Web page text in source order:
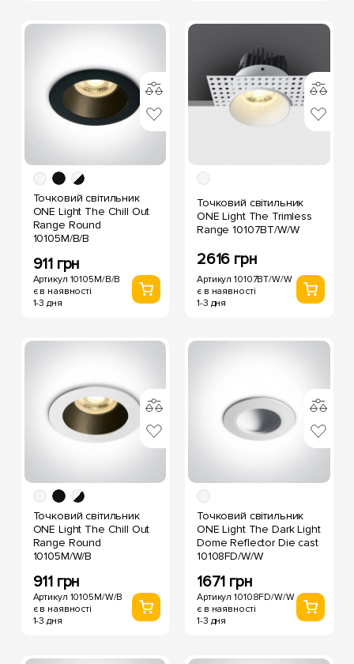
Точковий світильник
ONE Light The Chill Out
Range Round
10105M/B/B
911 грн
Артикул 10105M/B/B
є в наявності
1-3 дня
Точковий світильник
ONE Light The Trimless
Range 10107BT/W/W
2616 грн
Артикул 10107BT/W/W
є в наявності
1-3 дня
Точковий світильник
ONE Light The Chill Out
Range Round
10105M/W/B
911 грн
Артикул 10105M/W/B
є в наявності
1-3 дня
Точковий світильник
ONE Light The Dark Light
Dome Reflector Die cast
10108FD/W/W
1671 грн
Артикул 10108FD/W/W
є в наявності
1-3 дня